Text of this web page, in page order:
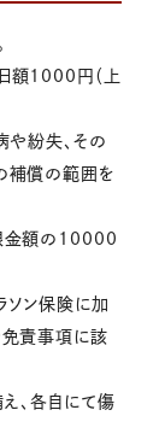
額1000円（上
や紛失、その
補償の範囲を
金額の10000
ソン保険に加
免責事項に該
、各自にて傷